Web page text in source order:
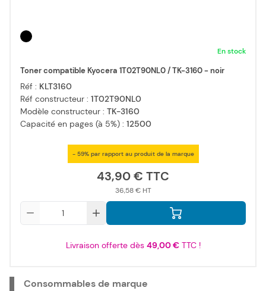
En stock
Toner compatible Kyocera 1T02T90NL0 / TK-3160 - noir
Réf : KLT3160
Réf constructeur : 1T02T90NL0
Modèle constructeur : TK-3160
Capacité en pages (à 5%) : 12500
- 59% par rapport au produit de la marque
43,90 €
36,58 €
Livraison offerte dès 49,00 €TTC !
Consommables de marque